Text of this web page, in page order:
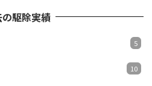
駆除実績
5
10